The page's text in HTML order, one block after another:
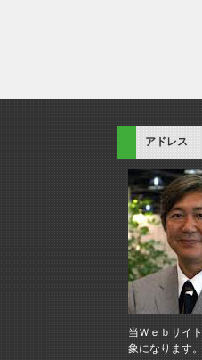
アドレス
当Ｗｅｂサイ
象になります。